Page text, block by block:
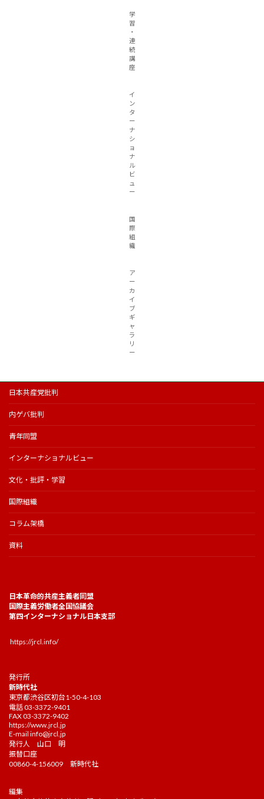
学
習
・
連
続
講
座
イ
ン
タ
ー
ナ
シ
ョ
ナ
ル
ビ
ュ
ー
国
際
組
織
ア
ー
カ
イ
ブ
ギ
ャ
ラ
リ
ー
日本共産党批判
内ゲバ批判
青年同盟
インターナショナルビュー
文化・批評・学習
国際組織
コラム架橋
資料
日本革命的共産主義者同盟
国際主義労働者全国協議会
第四インターナショナル日本支部
https://jrcl.info/
発行所
新時代社
東京都渋谷区初台1-50-4-103
電話 03-3372-9401
FAX 03-3372-9402
https://www.jrcl.jp
E-mail info@jrcl.jp
発行人 山口 明
振替口座
00860-4-156009 新時代社
編集